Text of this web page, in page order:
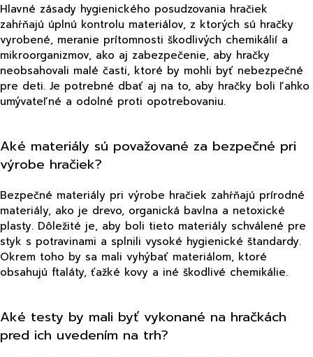
Hlavné zásady hygienického posudzovania hračiek
zahŕňajú úplnú kontrolu materiálov, z ktorých sú hračky
vyrobené, meranie prítomnosti škodlivých chemikálií a
mikroorganizmov, ako aj zabezpečenie, aby hračky
neobsahovali malé časti, ktoré by mohli byť nebezpečné
pre deti. Je potrebné dbať aj na to, aby hračky boli ľahko
umývateľné a odolné proti opotrebovaniu.
Aké materiály sú považované za bezpečné pri
výrobe hračiek?
Bezpečné materiály pri výrobe hračiek zahŕňajú prírodné
materiály, ako je drevo, organická bavlna a netoxické
plasty. Dôležité je, aby boli tieto materiály schválené pre
styk s potravinami a splnili vysoké hygienické štandardy.
Okrem toho by sa mali vyhýbať materiálom, ktoré
obsahujú ftaláty, ťažké kovy a iné škodlivé chemikálie.
Aké testy by mali byť vykonané na hračkách
pred ich uvedením na trh?